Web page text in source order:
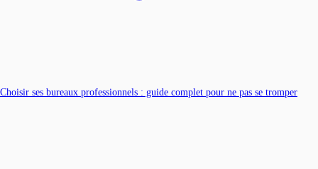
Choisir ses bureaux professionnels : guide complet pour ne pas se tromper